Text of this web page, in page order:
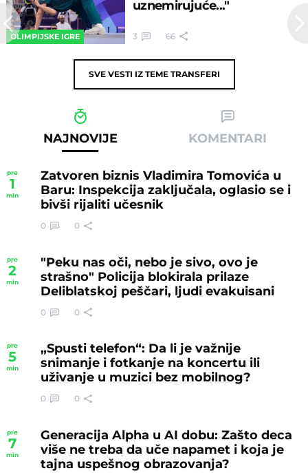
OLIMPIJSKE IGRE
uznemirujuće..."
3 66
SVE VESTI IZ TEME TRANSFERI
NAJNOVIJE KOMENTARI
pre
1
min
Zatvoren biznis Vladimira Tomovića u
Baru: Inspekcija zaključala, oglasio se i
bivši rijaliti učesnik
0 0
pre
2
min
"Peku nas oči, nebo je sivo, ovo je
strašno" Policija blokirala prilaze
Deliblatskoj peščari, ljudi evakuisani
0 0
pre
5
min
„Spusti telefon“: Da li je važnije
snimanje i fotkanje na koncertu ili
uživanje u muzici bez mobilnog?
0 0
pre
7
min
Generacija Alpha u AI dobu: Zašto deca
više ne treba da uče napamet i koja je
tajna uspešnog obrazovanja?